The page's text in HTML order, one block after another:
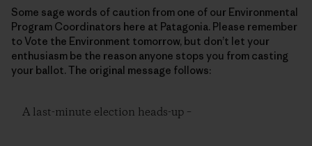
Some sage words of caution from one of our Environmental
Program Coordinators here at Patagonia. Please remember
to Vote the Environment tomorrow, but don’t let your
enthusiasm be the reason anyone stops you from casting
your ballot. The original message follows:
A last-minute election heads-up –